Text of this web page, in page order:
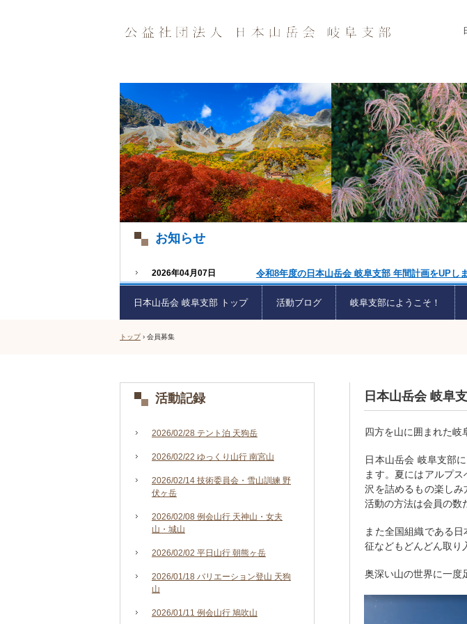
お知らせ
2026年04月07日 令和8年度の日本山岳会 岐阜支部 年間計画をUPし
日本山岳会 岐阜支部 トップ 活動ブログ 岐阜支部にようこそ！
トップ › 会員募集
日本山岳会 岐阜
四方を山に囲まれた岐
日本山岳会 岐阜支部
ます。夏にはアルプ
沢を詰めるもの楽しみ
活動の方法は会員の数
また全国組織である
征などもどんどん取り
奥深い山の世界に一度
活動記録
2026/02/28 テント泊 天狗岳
2026/02/22 ゆっくり山行 南宮山
2026/02/14 技術委員会・雪山訓練 野
伏ヶ岳
2026/02/08 例会山行 天神山・女夫
山・城山
2026/02/02 平日山行 朝熊ヶ岳
2026/01/18 バリエーション登山 天狗
山
2026/01/11 例会山行 鳩吹山